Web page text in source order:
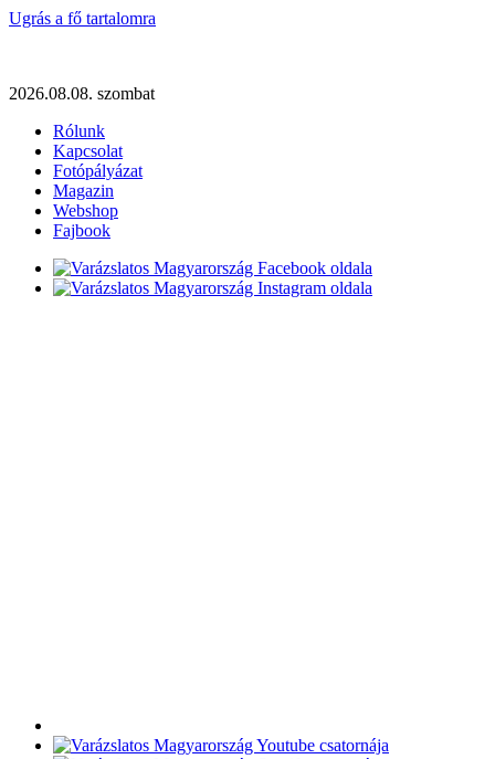
Ugrás a fő tartalomra
2026.08.08. szombat
Rólunk
Kapcsolat
Fotópályázat
Magazin
Webshop
Fajbook